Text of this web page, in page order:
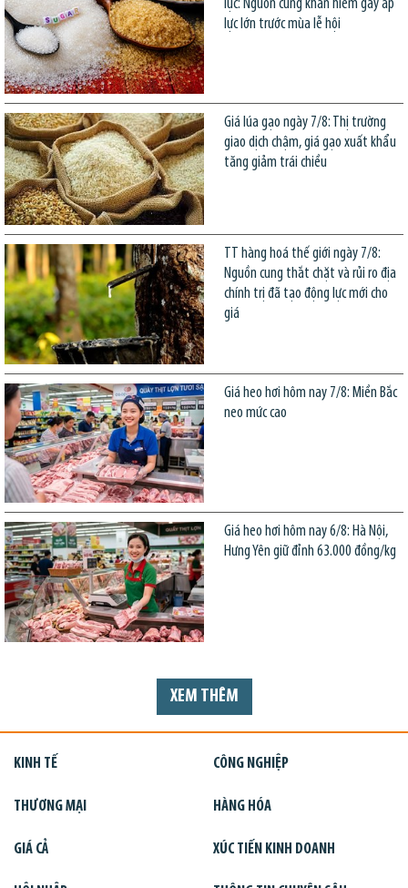
lục: Nguồn cung khan hiếm gây áp
lực lớn trước mùa lễ hội
Giá lúa gạo ngày 7/8: Thị trường
giao dịch chậm, giá gạo xuất khẩu
tăng giảm trái chiều
TT hàng hoá thế giới ngày 7/8:
Nguồn cung thắt chặt và rủi ro địa
chính trị đã tạo động lực mới cho
giá
Giá heo hơi hôm nay 7/8: Miền Bắc
neo mức cao
Giá heo hơi hôm nay 6/8: Hà Nội,
Hưng Yên giữ đỉnh 63.000 đồng/kg
XEM THÊM
KINH TẾ CÔNG NGHIỆP
THƯƠNG MẠI HÀNG HÓA
GIÁ CẢ XÚC TIẾN KINH DOANH